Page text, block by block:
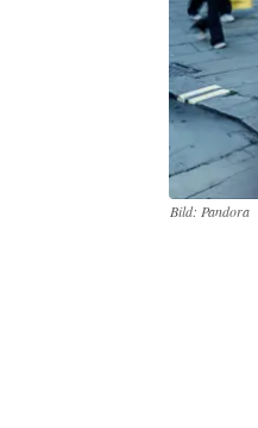
Bild: Pandora